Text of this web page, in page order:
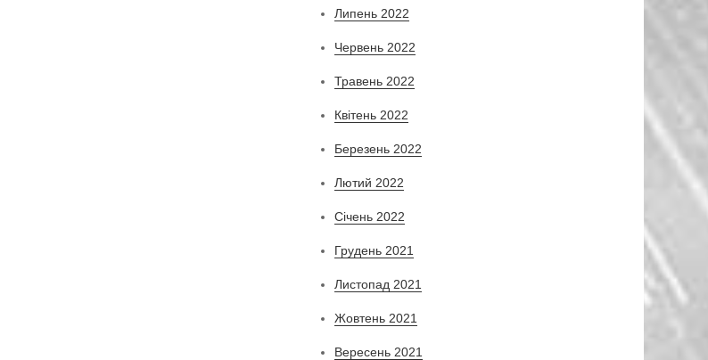
Липень 2022
Червень 2022
Травень 2022
Квітень 2022
Березень 2022
Лютий 2022
Січень 2022
Грудень 2021
Листопад 2021
Жовтень 2021
Вересень 2021